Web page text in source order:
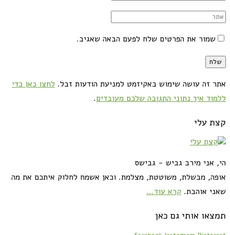
שמור את הפרטים שלח לפעם הבאה שאגיב.
אתר זה עושה שימוש באקיזמט למניעת הודעות זבל. לחצו כאן כדי
ללמוד איך נתוני התגובה שלכם מעובדים.
קצת עלי
הי, אני מירב גביש - גבישס
אופה, מבשלת, משוטטת, מצלמת. וכאן אשמח לחלוק איתכם את מה
שאני אוהבת. קרא עוד...
תמצאו אותי גם כאן